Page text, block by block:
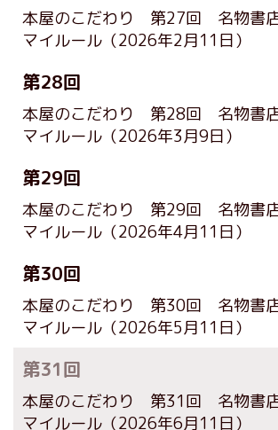
本屋のこだわり 第27回 名物書
マイルール （2026年2月11日）
第28回
本屋のこだわり 第28回 名物書
マイルール （2026年3月9日）
第29回
本屋のこだわり 第29回 名物書
マイルール （2026年4月11日）
第30回
本屋のこだわり 第30回 名物書
マイルール （2026年5月11日）
第31回
本屋のこだわり 第31回 名物書
マイルール （2026年6月11日）